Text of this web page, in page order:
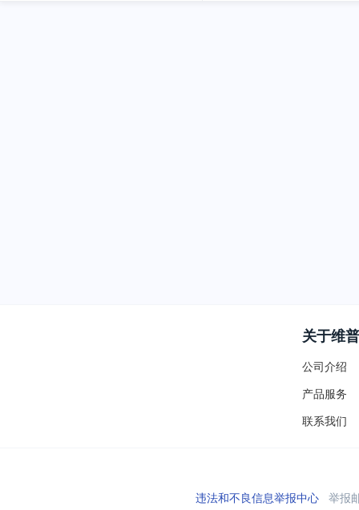
关于维普
公司介绍
产品服务
联系我们
违法和不良信息举报中心举报